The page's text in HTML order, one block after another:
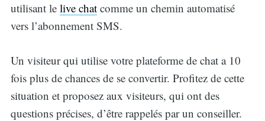
utilisant le live chatcomme un chemin automatisé
vers l’abonnement SMS.
Un visiteur qui utilise votre plateforme de chat a 10
fois plus de chances de se convertir. Profitez de cette
situation et proposez aux visiteurs, qui ont des
questions précises, d’être rappelés par un conseiller.